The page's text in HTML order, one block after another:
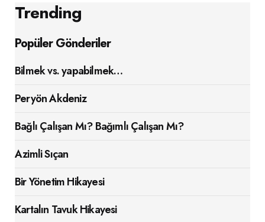
Trending
Popüler Gönderiler
Bilmek vs. yapabilmek…
Peryön Akdeniz
Bağlı Çalışan Mı? Bağımlı Çalışan Mı?
Azimli Sıçan
Bir Yönetim Hikayesi
Kartalın Tavuk Hikayesi